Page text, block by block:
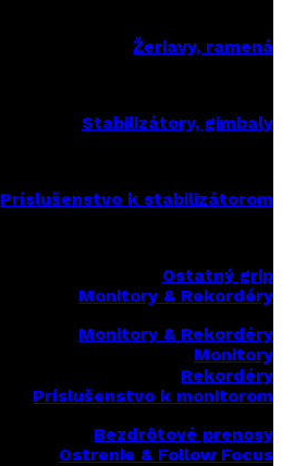
Žeriavy, ramená
Stabilizátory, gimbaly
Príslušenstvo k stabilizátorom
Ostatný grip
Monitory & Rekordéry
Monitory & Rekordéry
Monitory
Rekordéry
Príslušenstvo k monitorom
Bezdrôtové prenosy
Ostrenie & Follow Focus